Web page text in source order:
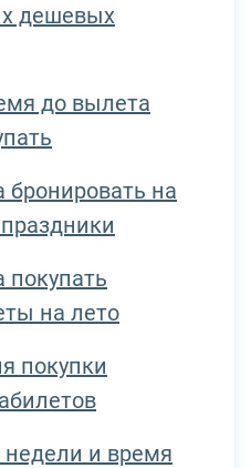
дешевых
до вылета
бронировать на
покупать
на лето
покупки
и время